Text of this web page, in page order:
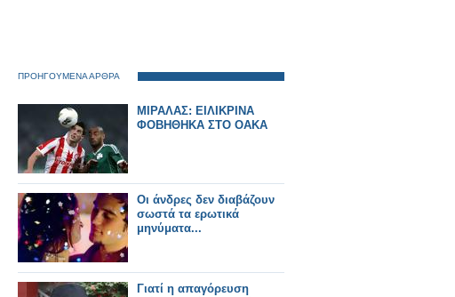
ΠΡΟΗΓΟΥΜΕΝΑ ΑΡΘΡΑ
ΜΙΡΑΛΑΣ: ΕΙΛΙΚΡΙΝΑ
ΦΟΒΗΘΗΚΑ ΣΤΟ ΟΑΚΑ
Οι άνδρες δεν διαβάζουν
σωστά τα ερωτικά
μηνύματα...
Γιατί η απαγόρευση